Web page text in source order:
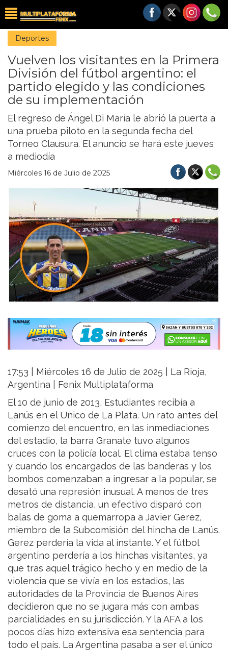
Deportes
Vuelven los visitantes en la Primera
División del fútbol argentino: el
partido elegido y las condiciones
de su implementación
El regreso de Ángel Di María le abrió la puerta a
una prueba piloto en la segunda fecha del
Torneo Clausura. El anuncio se hará este jueves
a mediodía
Miércoles 16 de Julio de 2025
17:53 | Miércoles 16 de Julio de 2025 | La Rioja,
Argentina | Fenix Multiplataforma
El 10 de junio de 2013, Estudiantes recibía a
Lanús en el Unico de La Plata. Un rato antes del
comienzo del encuentro, en las inmediaciones
del estadio, la barra Granate tuvo algunos
cruces con la policía local. El clima estaba tenso
y cuando los encargados de las banderas y los
bombos comenzaban a ingresar a la popular, se
desató una represión inusual. A menos de tres
metros de distancia, un efectivo disparó con
balas de goma a quemarropa a Javier Gerez,
miembro de la Subcomisión del hincha de Lanús.
Gerez perdería la vida al instante. Y el fútbol
argentino perdería a los hinchas visitantes, ya
que tras aquel trágico hecho y en medio de la
violencia que se vivía en los estadios, las
autoridades de la Provincia de Buenos Aires
decidieron que no se jugara más con ambas
parcialidades en su jurisdicción. Y la AFA a los
pocos días hizo extensiva esa sentencia para
todo el país. La Argentina pasaba a ser el único